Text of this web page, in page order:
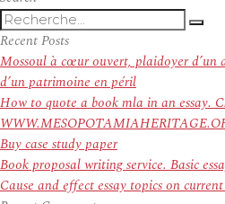
Recherche
pour
:
Recent Posts
Mossoul à cœur ouvert, plaidoyer
d’un patrimoine en péril
How to quote a book mla in an essay.
Buy case study paper
Book proposal writing service. Basic
Cause and effect essay topics on